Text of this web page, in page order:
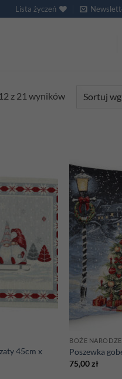
Lista życzeń
z 21 wynikówPosortowane
Add to
45cm x
BOŻE
Poszewka
75,00zł